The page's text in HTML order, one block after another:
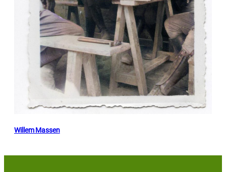
Willem Massen